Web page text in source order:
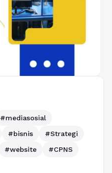
#mediasosial
#bisnis
#Strategi
#website
#CPNS